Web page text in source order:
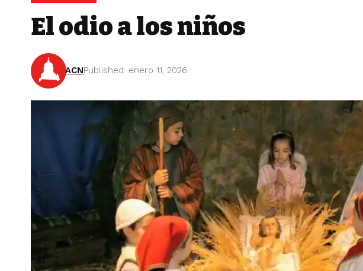
El odio a los niños
ACNPublished: enero 11, 2026